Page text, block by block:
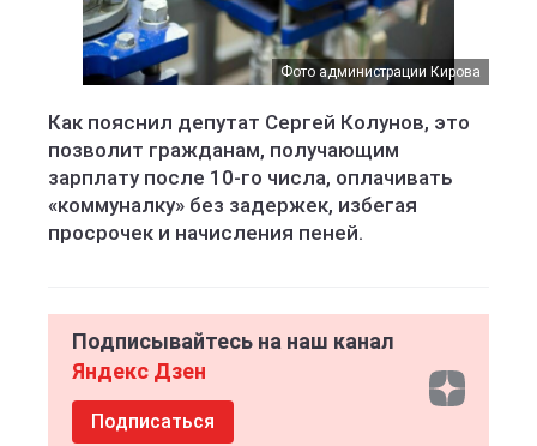
Фото администрации Кирова
Как пояснил депутат Сергей Колунов, это
позволит гражданам, получающим
зарплату после 10-го числа, оплачивать
«коммуналку» без задержек, избегая
просрочек и начисления пеней.
Подписывайтесь на наш канал
Яндекс Дзен
Подписаться